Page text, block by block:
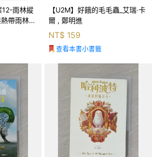
12-雨林縱
帶雨林生
【U2M】好餓的毛毛蟲_艾瑞‧卡
爾 , 鄭明進
NT$ 159
查看本書小書籤